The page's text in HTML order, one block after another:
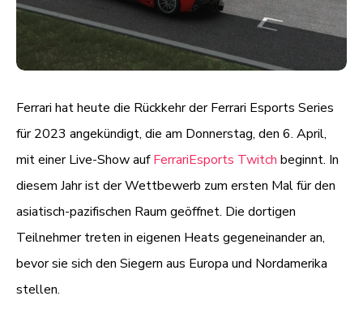
Ferrari hat heute die Rückkehr der Ferrari Esports Series
für 2023 angekündigt, die am Donnerstag, den 6. April,
mit einer Live-Show aufFerrariEsports Twitch beginnt. In
diesem Jahr ist der Wettbewerb zum ersten Mal für den
asiatisch-pazifischen Raum geöffnet. Die dortigen
Teilnehmer treten in eigenen Heats gegeneinander an,
bevor sie sich den Siegern aus Europa und Nordamerika
stellen.